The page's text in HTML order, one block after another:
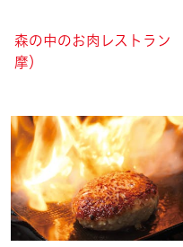
森の中のお肉レストラン
摩）